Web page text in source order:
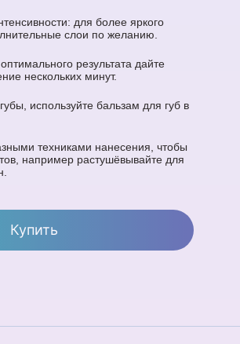
для более яркого
слои по желанию.
результата дайте
нескольких минут.
используйте бальзам для губ в
техниками нанесения, чтобы
например растушёвывайте для
Купить